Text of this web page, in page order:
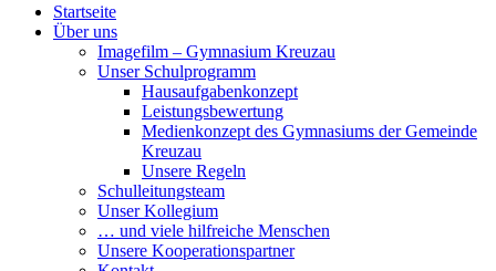
Startseite
Über uns
Imagefilm – Gymnasium Kreuzau
Unser Schulprogramm
Hausaufgabenkonzept
Leistungsbewertung
Medienkonzept des Gymnasiums der Gemeinde
Kreuzau
Unsere Regeln
Schulleitungsteam
Unser Kollegium
… und viele hilfreiche Menschen
Unsere Kooperationspartner